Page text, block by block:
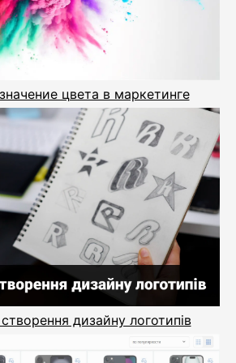
цвета в маркетинге
дизайну логотипів